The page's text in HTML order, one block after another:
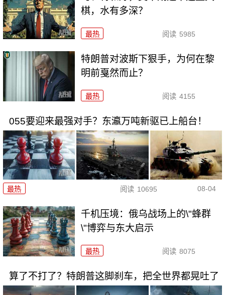
棋，水有多深？
最热 阅读 5985
特朗普对波斯下狠手，为何在黎
明前戛然而止？
最热 阅读 4155
055要迎来最强对手？东瀛万吨新驱已上船台！
最热 阅读 10695 08-04
千机压境：俄乌战场上的\"蜂群
\"博弈与东大启示
最热 阅读 8075
算了不打了？特朗普这脚刹车，把全世界都晃吐了